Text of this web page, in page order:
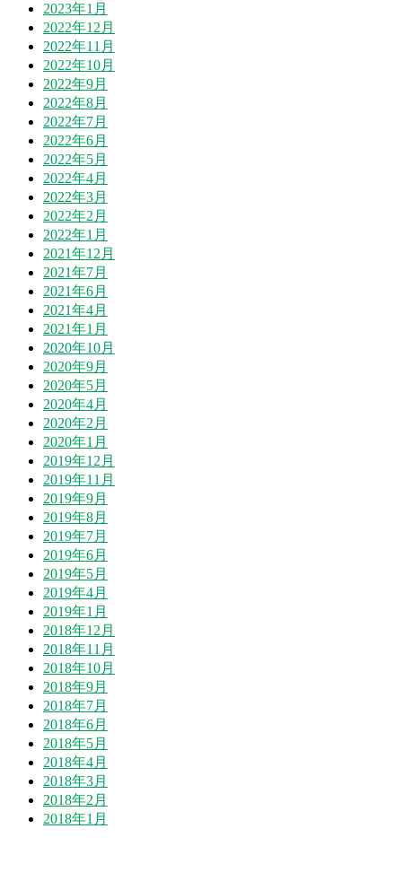
2023年1月
2022年12月
2022年11月
2022年10月
2022年9月
2022年8月
2022年7月
2022年6月
2022年5月
2022年4月
2022年3月
2022年2月
2022年1月
2021年12月
2021年7月
2021年6月
2021年4月
2021年1月
2020年10月
2020年9月
2020年5月
2020年4月
2020年2月
2020年1月
2019年12月
2019年11月
2019年9月
2019年8月
2019年7月
2019年6月
2019年5月
2019年4月
2019年1月
2018年12月
2018年11月
2018年10月
2018年9月
2018年7月
2018年6月
2018年5月
2018年4月
2018年3月
2018年2月
2018年1月